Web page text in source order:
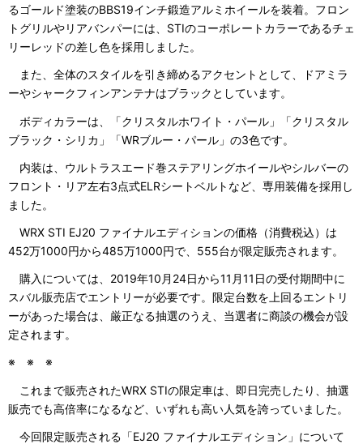
るゴールド塗装のBBS19インチ鍛造アルミホイールを装着。フロン
トグリルやリアバンパーには、STIのコーポレートカラーであるチェ
リーレッドの差し色を採用しました。
また、全体のスタイルを引き締めるアクセントとして、ドアミラ
ーやシャークフィンアンテナはブラックとしています。
ボディカラーは、「クリスタルホワイト・パール」「クリスタル
ブラック・シリカ」「WRブルー・パール」の3色です。
内装は、ウルトラスエード巻ステアリングホイールやシルバーの
フロント・リア左右3点式ELRシートベルトなど、専用装備を採用し
ました。
WRX STI EJ20 ファイナルエディションの価格（消費税込）は
452万1000円から485万1000円で、555台が限定販売されます。
購入については、2019年10月24日から11月11日の受付期間中に
スバル販売店でエントリーが必要です。限定台数を上回るエントリ
ーがあった場合は、厳正なる抽選のうえ、当選者に商談の機会が設
定されます。
※ ※ ※
これまで販売されたWRX STIの限定車は、即日完売したり、抽選
販売でも高倍率になるなど、いずれも高い人気を誇っていました。
今回限定販売される「EJ20 ファイナルエディション」について